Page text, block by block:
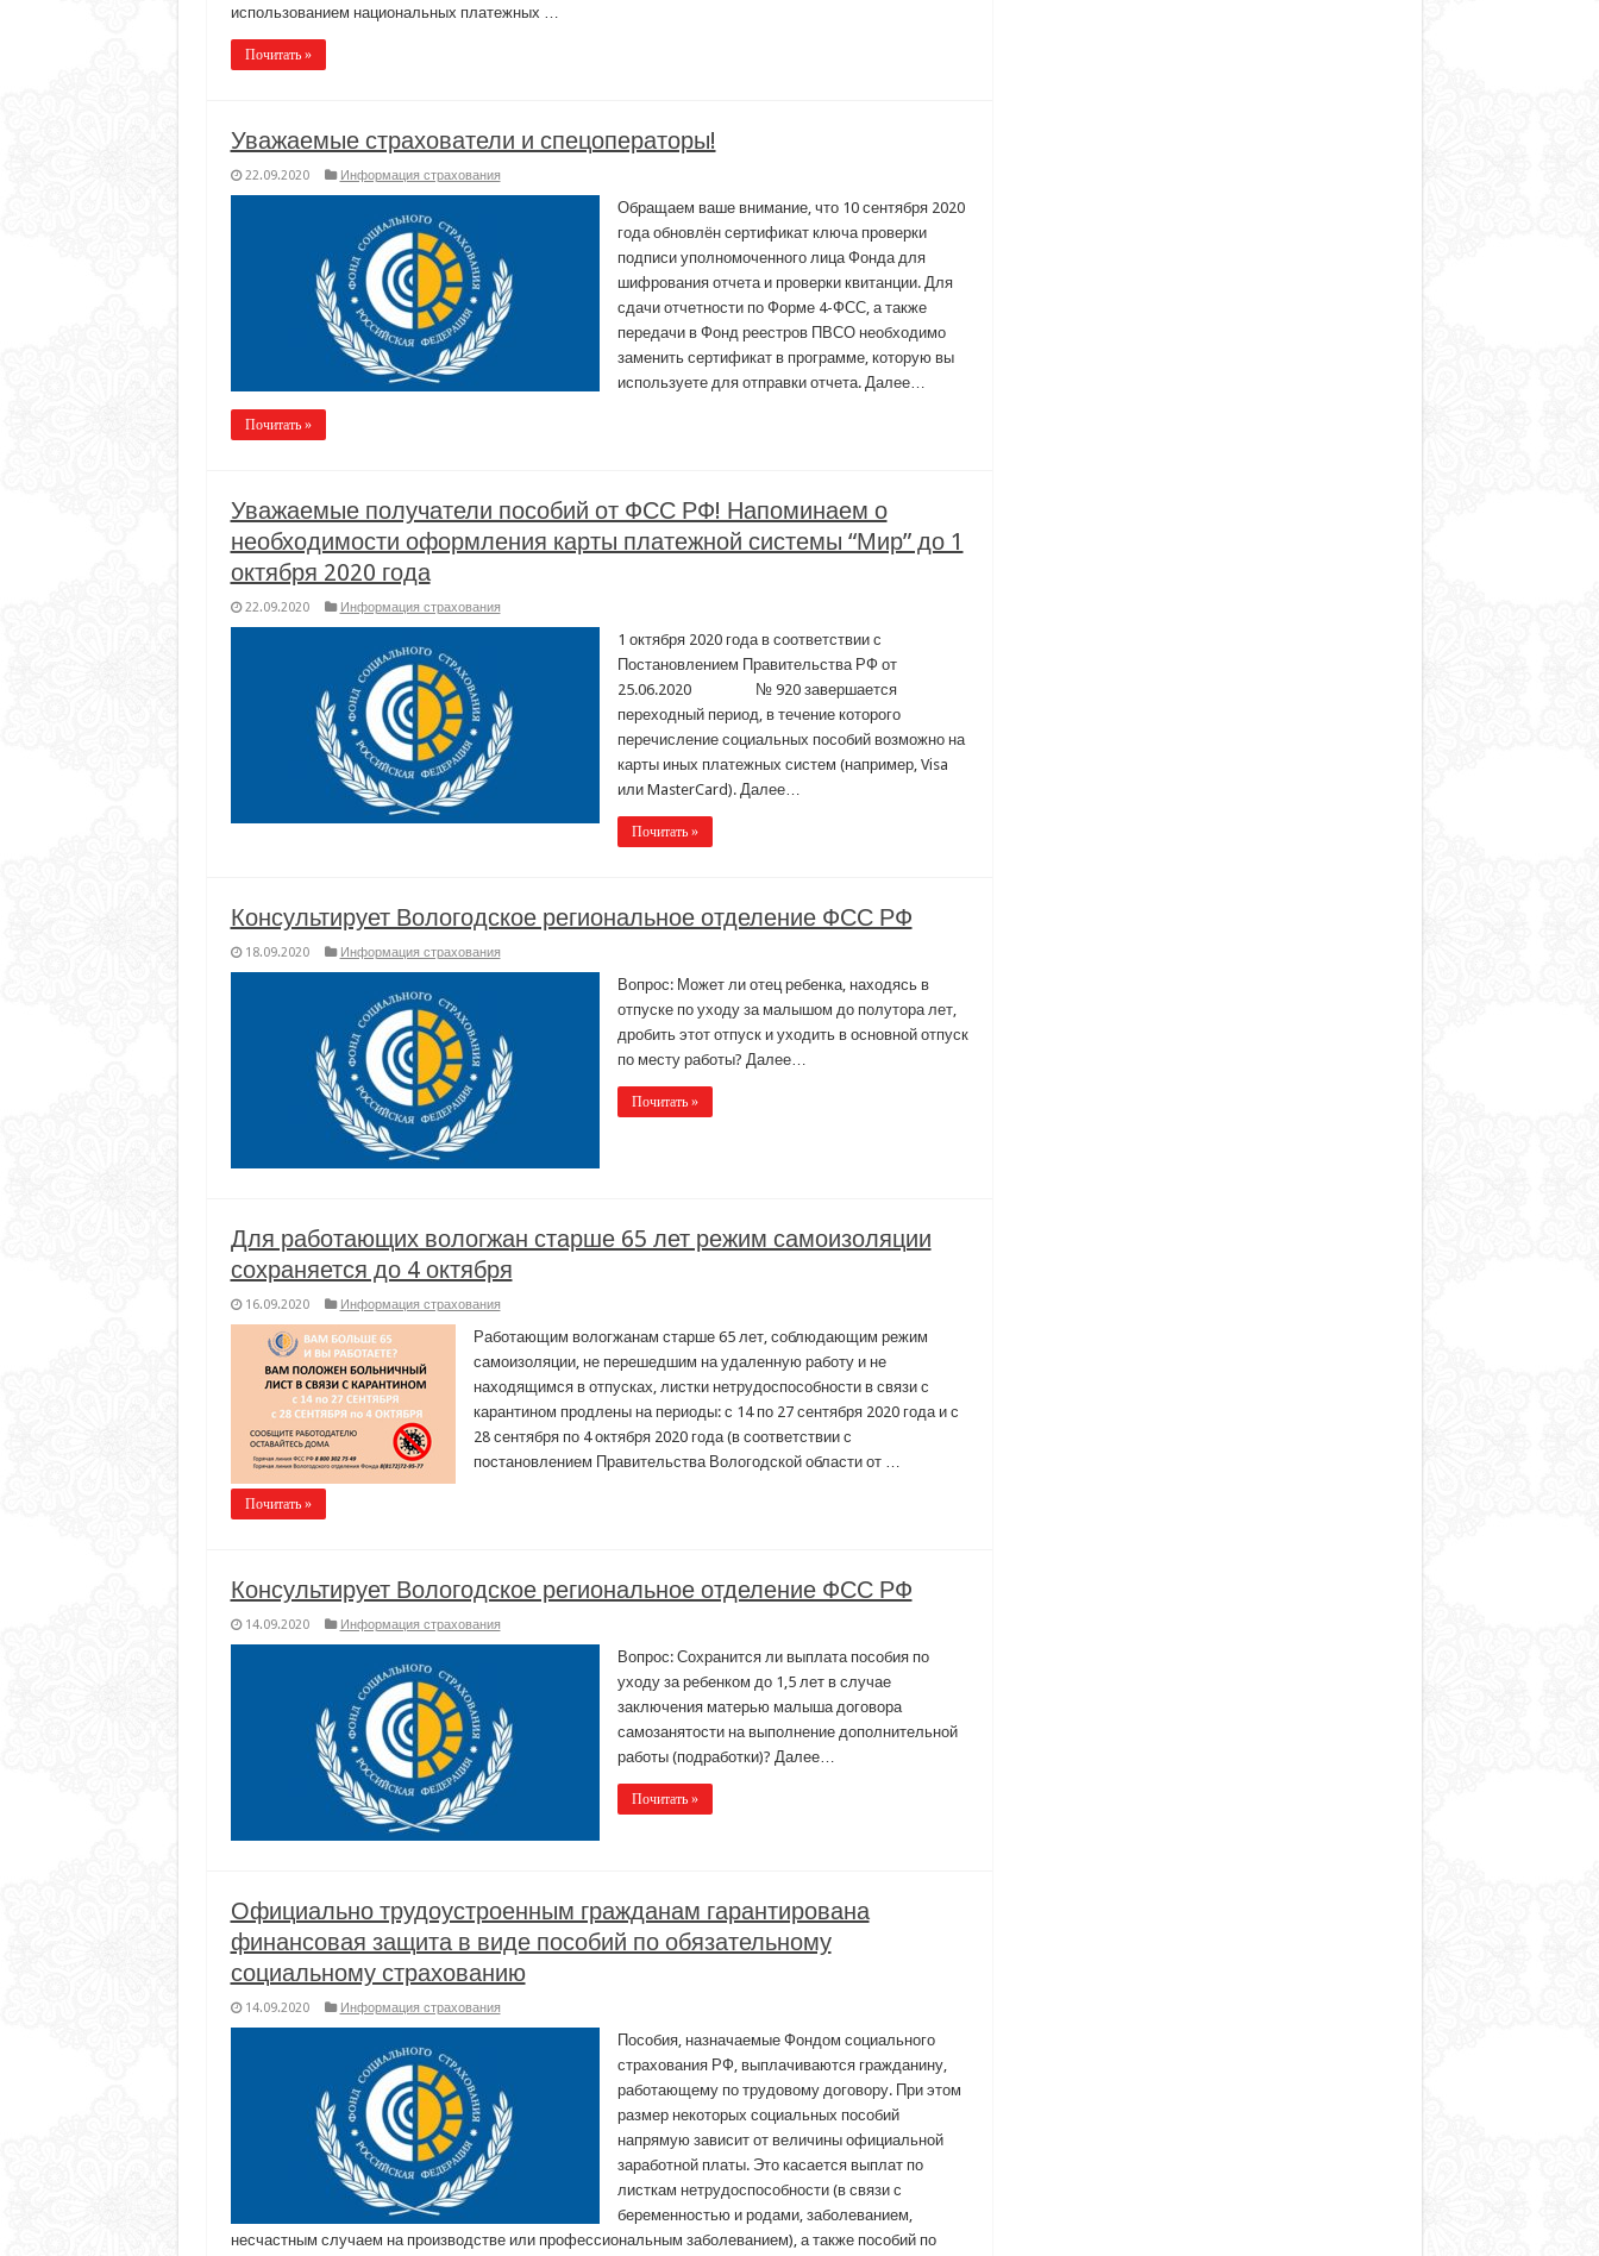
использованием национальных платежных …
Почитать »
Уважаемые страхователи и спецоператоры!
22.09.2020 Информация страхования
Обращаем ваше внимание, что 10 сентября 2020
года обновлён сертификат ключа проверки
подписи уполномоченного лица Фонда для
шифрования отчета и проверки квитанции. Для
сдачи отчетности по Форме 4-ФСС, а также
передачи в Фонд реестров ПВСО необходимо
заменить сертификат в программе, которую вы
используете для отправки отчета. Далее…
Почитать »
Уважаемые получатели пособий от ФСС РФ! Напоминаем о
необходимости оформления карты платежной системы “Мир” до 1
октября 2020 года
22.09.2020 Информация страхования
1 октября 2020 года в соответствии с
Постановлением Правительства РФ от
25.06.2020 № 920 завершается
переходный период, в течение которого
перечисление социальных пособий возможно на
карты иных платежных систем (например, Visa
или MasterCard). Далее…
Почитать »
Консультирует Вологодское региональное отделение ФСС РФ
18.09.2020 Информация страхования
Вопрос: Может ли отец ребенка, находясь в
отпуске по уходу за малышом до полутора лет,
дробить этот отпуск и уходить в основной отпуск
по месту работы? Далее…
Почитать »
Для работающих вологжан старше 65 лет режим самоизоляции
сохраняется до 4 октября
16.09.2020 Информация страхования
Работающим вологжанам старше 65 лет, соблюдающим режим
самоизоляции, не перешедшим на удаленную работу и не
находящимся в отпусках, листки нетрудоспособности в связи с
карантином продлены на периоды: с 14 по 27 сентября 2020 года и с
28 сентября по 4 октября 2020 года (в соответствии с
постановлением Правительства Вологодской области от …
Почитать »
Консультирует Вологодское региональное отделение ФСС РФ
14.09.2020 Информация страхования
Вопрос: Сохранится ли выплата пособия по
уходу за ребенком до 1,5 лет в случае
заключения матерью малыша договора
самозанятости на выполнение дополнительной
работы (подработки)? Далее…
Почитать »
Официально трудоустроенным гражданам гарантирована
финансовая защита в виде пособий по обязательному
социальному страхованию
14.09.2020 Информация страхования
Пособия, назначаемые Фондом социального
страхования РФ, выплачиваются гражданину,
работающему по трудовому договору. При этом
размер некоторых социальных пособий
напрямую зависит от величины официальной
заработной платы. Это касается выплат по
листкам нетрудоспособности (в связи с
беременностью и родами, заболеванием,
несчастным случаем на производстве или профессиональным заболеванием), а также пособий по